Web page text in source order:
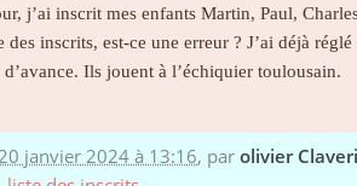
j’ai inscrit mes enfants Martin, Paul,
des inscrits, est-ce une erreur ? J’ai déjà
Ils jouent à l’échiquier toulousain.
janvier 2024 à 13:16, parolivier